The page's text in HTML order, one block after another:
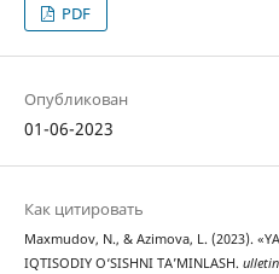
PDF
Опубликован
01-06-2023
Как цитировать
Maxmudov, N., & Azimova, L. (2023).
IQTISODIY O‘SISHNI TA’MINLASH.